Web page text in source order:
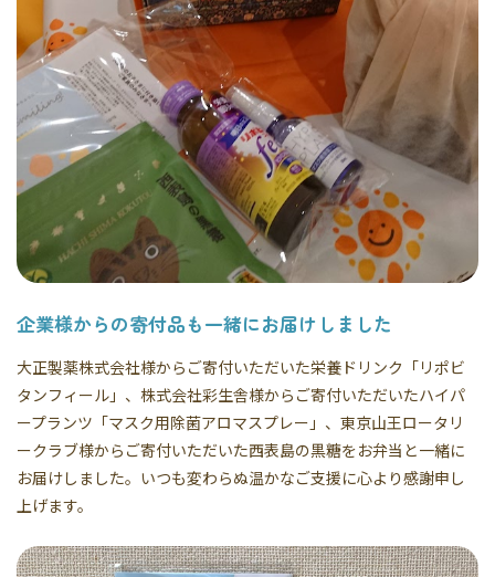
企業様からの寄付品も一緒にお届けしました
大正製薬株式会社様からご寄付いただいた栄養ドリンク「リポビ
タンフィール」、株式会社彩生舎様からご寄付いただいたハイパ
ープランツ「マスク用除菌アロマスプレー」、東京山王ロータリ
ークラブ様からご寄付いただいた西表島の黒糖をお弁当と一緒に
お届けしました。いつも変わらぬ温かなご支援に心より感謝申し
上げます。